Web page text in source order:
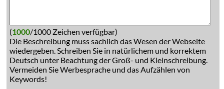
(1000/1000 Zeichen verfügbar)
Die Beschreibung muss sachlich das Wesen der Webseite
wiedergeben. Schreiben Sie in natürlichem und korrektem
Deutsch unter Beachtung der Groß- und Kleinschreibung.
Vermeiden Sie Werbesprache und das Aufzählen von
Keywords!